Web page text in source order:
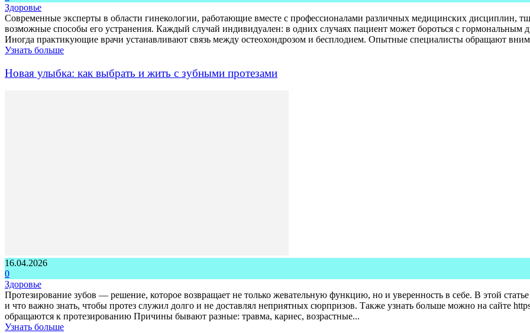
Здоровье
Современные эксперты в области гинекологии, работающие вместе с профессионалами различных медицинских дисциплин,
возможные способы его устранения. Каждый случай индивидуален: в одних случаях пациент может бороться с
Иногда практикующие врачи устанавливают связь между остеохондрозом и бесплодием. Опытные специалисты обращают
Узнать больше
Новая улыбка: как выбрать и жить с зубными протезами
16.04.2026
0
Здоровье
Протезирование зубов — решение, которое возвращает не только жевательную функцию, но и уверенность в себе. В этой
и что важно знать, чтобы протез служил долго и не доставлял неприятных сюрпризов. Также узнать больше можно на сайте
обращаются к протезированию Причины бывают разные: травма, кариес, возрастные...
Узнать больше